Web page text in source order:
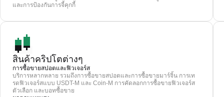
และการป้องกันการจี้คุกกี้
สินค้าคริปโตต่างๆ
การซื้อขายสปอตและฟิวเจอร์ส
บริการหลากหลาย รวมถึงการซื้อขายสปอตและการซื้อขายมาร์จิ้น การเท
รดฟิวเจอร์สแบบ USDT-M และ Coin-M การคัดลอกการซื้อขายฟิวเจอร์ส
ตัวเลือก และบอทซื้อขาย